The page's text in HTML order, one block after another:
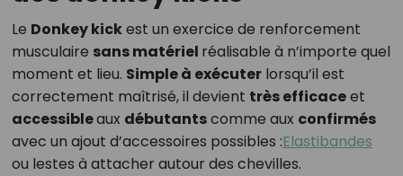
Le Donkey kickest un exercice de renforcement
musculaire sans matériel réalisable à n’importe quel
moment et lieu. Simple à exécuterlorsqu’il est
correctement maîtrisé, il devient très efficaceet
accessibleaux débutantscomme aux confirmés
avec un ajout d’accessoires possibles :Elastibandes
ou lestes à attacher autour des chevilles.